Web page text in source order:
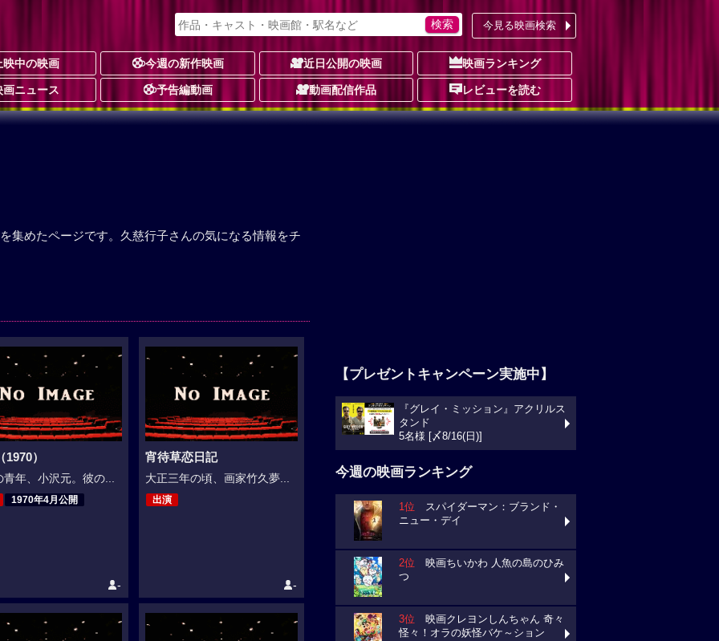
今見る映画検索
映中の映画 今週の新作映画 近日公開の映画 映画ランキング
画ニュース 予告編動画 動画配信作品 レビューを読む
集めたページです。久慈行子さんの気になる情報をチ
1970）
青年、小沢元。彼の...
1970年4月公開
-
宵待草恋日記
大正三年の頃、画家竹久夢...
出演
-
【プレゼントキャンペーン実施中】
『グレイ・ミッション』アクリルス
タンド
5名様 [〆8/16(日)]
今週の映画ランキング
1位 スパイダーマン：ブランド・
ニュー・デイ
2位 映画ちいかわ 人魚の島のひみ
つ
3位 映画クレヨンしんちゃん 奇々
怪々！オラの妖怪バケ～ション